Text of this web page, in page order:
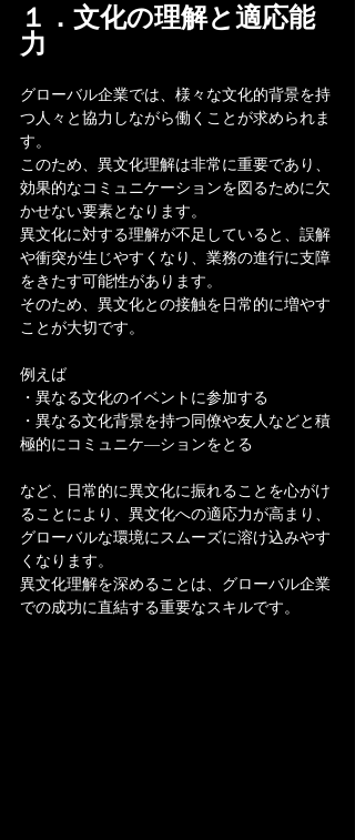
１．文化の理解と適応能
力
グローバル企業では、様々な文化的背景を持
つ人々と協力しながら働くことが求められま
す。
このため、異文化理解は非常に重要であり、
効果的なコミュニケーションを図るために欠
かせない要素となります。
異文化に対する理解が不足していると、誤解
や衝突が生じやすくなり、業務の進行に支障
をきたす可能性があります。
そのため、異文化との接触を日常的に増やす
ことが大切です。
例えば
・異なる文化のイベントに参加する
・異なる文化背景を持つ同僚や友人などと積
極的にコミュニケ―ションをとる
など、日常的に異文化に振れることを心がけ
ることにより、異文化への適応力が高まり、
グローバルな環境にスムーズに溶け込みやす
くなります。
異文化理解を深めることは、グローバル企業
での成功に直結する重要なスキルです。